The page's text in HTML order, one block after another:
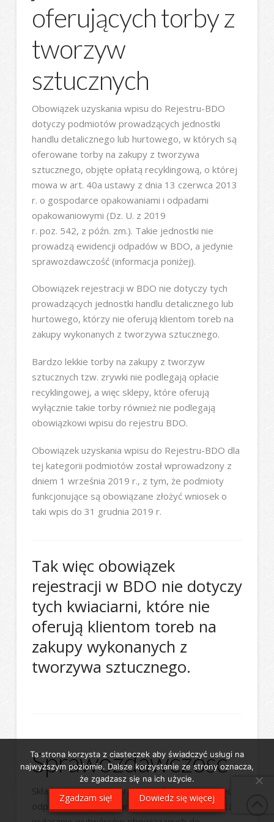
oferujących torby z
tworzyw
sztucznych
Obowiązek uzyskania wpisu do Rejestru-BDO
dotyczy podmiotów prowadzących jednostki
handlu detalicznego lub hurtowego, w których są
oferowane torby na zakupy z tworzywa
sztucznego, objęte opłatą recyklingową, o której
mowa w art. 40a ustawy z dnia 13 czerwca 2013
r. o gospodarce opakowaniami i odpadami
opakowaniowymi (Dz. U. z 2019
r. poz. 542, z późn. zm.). Takie jednostki nie
prowadzą ewidencji odpadów w BDO, a jedynie
sprawozdawczość (informacja poniżej).
Obowiązek rejestracji w BDO nie dotyczy tych
prowadzących jednostki handlu detalicznego lub
hurtowego, którzy nie oferują klientom toreb na
zakupy wykonanych z tworzywa sztucznego.
Bardzo lekkie torby na zakupy z tworzyw
sztucznych tzw. zrywki nie podlegają opłacie
recyklingowej, a więc sklepy, które oferują
wyłącznie takie torby również nie podlegają
obowiązkowi wpisu do rejestru BDO.
Obowiązek uzyskania wpisu do Rejestru-BDO dla
tej kategorii podmiotów został wprowadzony z
dniem 1 września 2019 r., z tym, że podmioty
funkcjonujące są obowiązane złożyć wniosek o
taki wpis do 31 grudnia 2019 r.
Tak więc obowiązek
rejestracji w BDO nie dotyczy
tych kwiaciarni, które nie
oferują klientom toreb na
zakupy wykonanych z
tworzywa sztucznego.
Sprawozdawczość
Składanie rocznych sprawozdań o wytwarzanych
odpadach i o gospodarowaniu odpadami dotyczy
Ta strona korzysta z ciasteczek aby świadczyć usługi na
najwyższym poziomie. Dalsze korzystanie ze strony oznacza,
że zgadzasz się na ich użycie.
Zgadzam się! Dowiedz się więcej